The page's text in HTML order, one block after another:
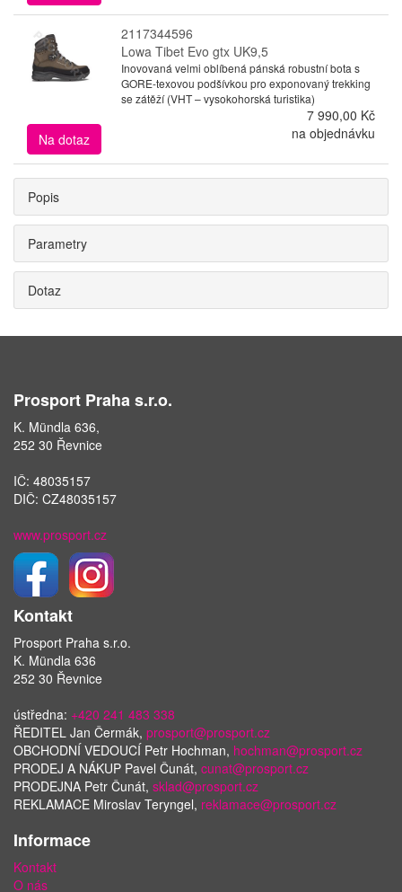
2117344596
Lowa Tibet Evo gtx UK9,5
Inovovaná velmi oblíbená pánská robustní bota s
GORE-texovou podšívkou pro exponovaný trekking
se zátěží (VHT – vysokohorská turistika)
7 990,00 Kč
Na dotaz
na objednávku
Popis
Parametry
Dotaz
Prosport Praha s.r.o.
K. Mündla 636,
252 30 Řevnice
IČ: 48035157
DIČ: CZ48035157
www.prosport.cz
Kontakt
Prosport Praha s.r.o.
K. Mündla 636
252 30 Řevnice
ústředna: +420 241 483 338
ŘEDITEL Jan Čermák, prosport@prosport.cz
OBCHODNÍ VEDOUCÍ Petr Hochman, hochman@prosport.cz
PRODEJ A NÁKUP Pavel Čunát, cunat@prosport.cz
PRODEJNA Petr Čunát, sklad@prosport.cz
REKLAMACE Miroslav Teryngel, reklamace@prosport.cz
Informace
Kontakt
O nás